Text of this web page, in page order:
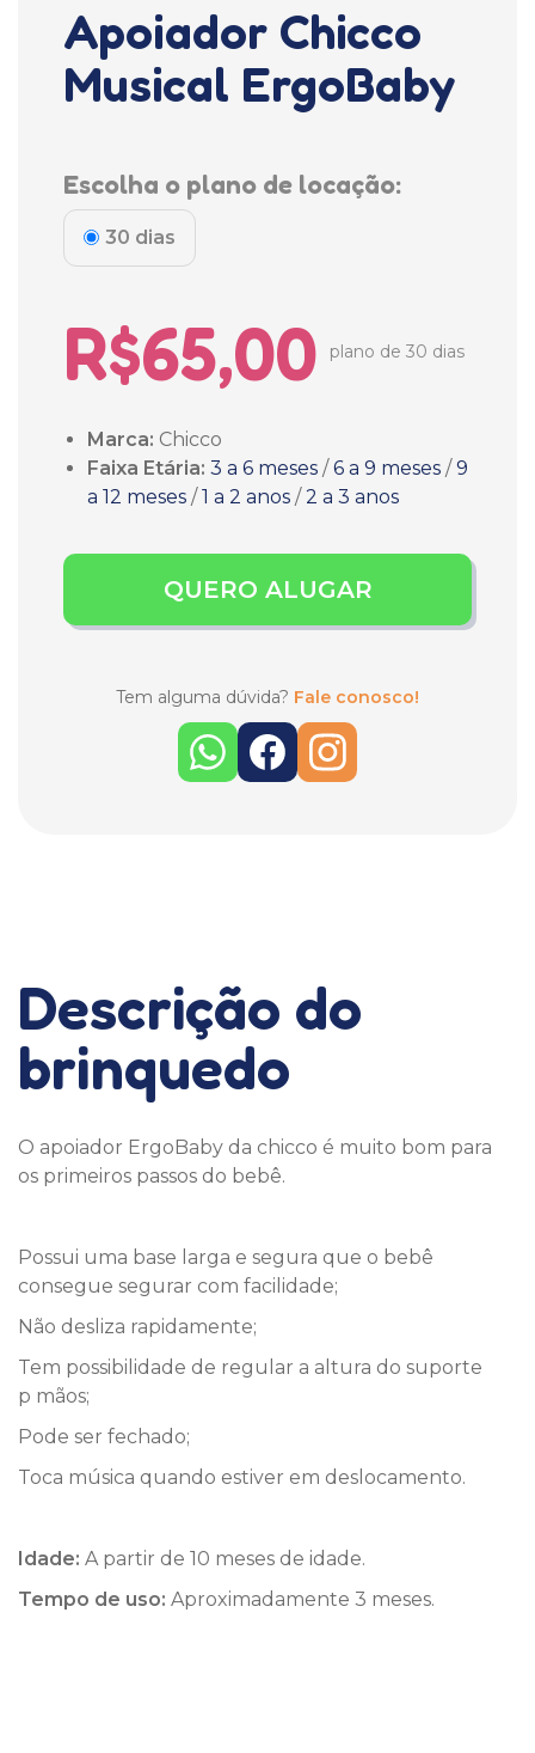
Apoiador Chicco
Musical ErgoBaby
Escolha o plano de locação:
30 dias
R$65,00 plano de 30 dias
Marca: Chicco
Faixa Etária: 3 a 6 meses /6 a 9 meses /9
a 12 meses /1 a 2 anos /2 a 3 anos
QUERO ALUGAR
Tem alguma dúvida? Fale conosco!
Descrição do
brinquedo
O apoiador ErgoBaby da chicco é muito bom para
os primeiros passos do bebê.
Possui uma base larga e segura que o bebê
consegue segurar com facilidade;
Não desliza rapidamente;
Tem possibilidade de regular a altura do suporte
p mãos;
Pode ser fechado;
Toca música quando estiver em deslocamento.
Idade: A partir de 10 meses de idade.
Tempo de uso: Aproximadamente 3 meses.